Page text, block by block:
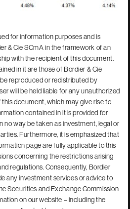
for information purposes and is
& Cie SCmA in the framework of an
with the recipient of this document.
in it are those of Bordier & Cie
reproduced or redistributed by
will be held liable for any unauthorized
document, which may give rise to
contained in it is provided for
no way be taken as investment, legal or
Furthermore, it is emphasized that
page are fully applicable to this
concerning the restrictions arising
regulations. Consequently, Bordier
any investment services or advice to
Securities and Exchange Commission
on our website – including the